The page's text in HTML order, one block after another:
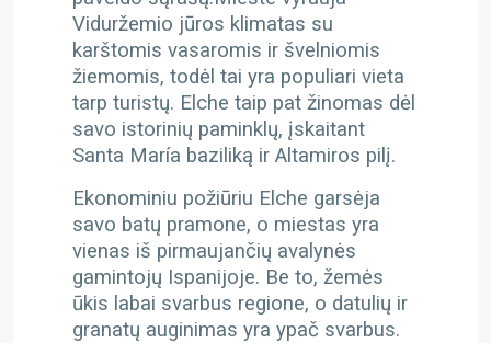
Viduržemio jūros klimatas su
karštomis vasaromis ir švelniomis
žiemomis, todėl tai yra populiari vieta
tarp turistų. Elche taip pat žinomas dėl
savo istorinių paminklų, įskaitant
Santa María baziliką ir Altamiros pilį.
Ekonominiu požiūriu Elche garsėja
savo batų pramone, o miestas yra
vienas iš pirmaujančių avalynės
gamintojų Ispanijoje. Be to, žemės
ūkis labai svarbus regione, o datulių ir
granatų auginimas yra ypač svarbus.